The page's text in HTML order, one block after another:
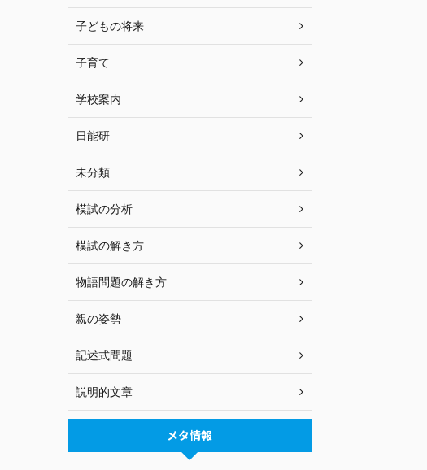
子どもの将来
子育て
学校案内
日能研
未分類
模試の分析
模試の解き方
物語問題の解き方
親の姿勢
記述式問題
説明的文章
メタ情報